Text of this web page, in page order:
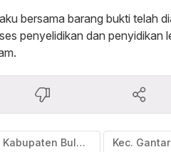
bersama barang bukti telah
penyelidikan dan penyidikan
Kabupaten Bulukumba Kec.